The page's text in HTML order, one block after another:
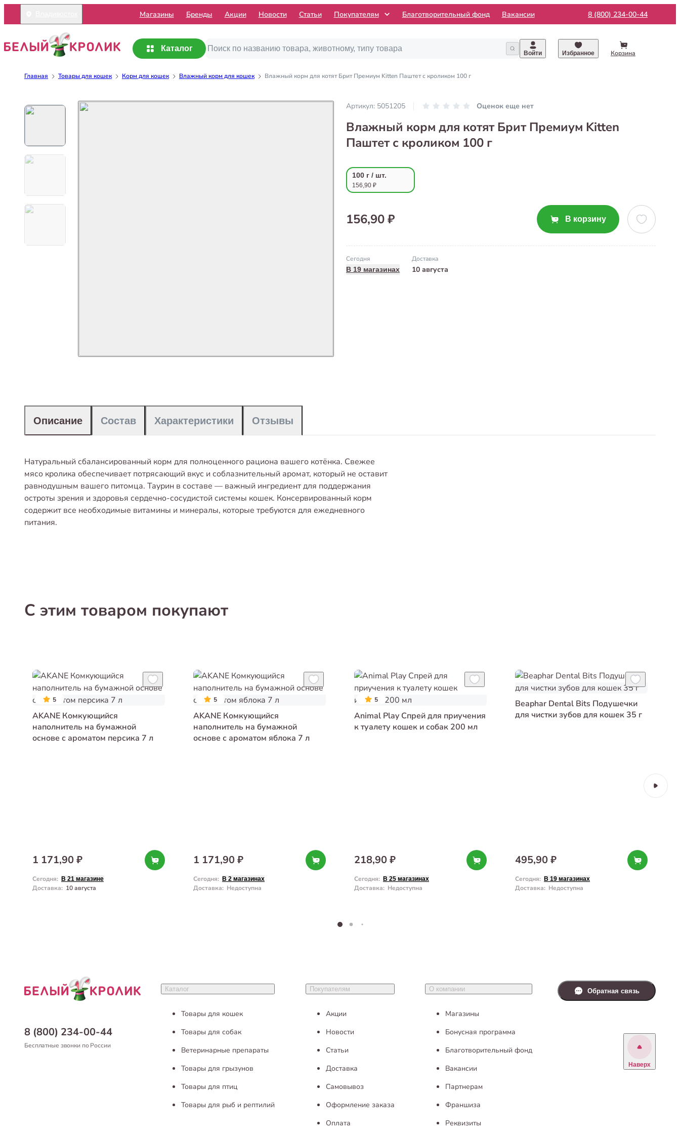
Mагазины Бренды Акции Новости Статьи Покупателям Благотворительный фонд Вакансии 8 (800) 234-00-44
Каталог
Войти Избранное Корзина
Главная Товары для кошек Корм для кошек Влажный корм для кошек Влажный корм для котят Брит Премиум Kitten Паштет с кроликом 100 г
Артикул: 5051205 Оценок еще нет
Влажный корм для котят Брит Премиум Kitten
Паштет с кроликом 100 г
100 г / шт.
156,90 ₽
156,90 ₽ В корзину
Сегодня
В 19 магазинах
Доставка
10 августа
Описание Состав Характеристики Отзывы
Натуральный сбалансированный корм для полноценного рациона вашего котёнка. Свежее
мясо кролика обеспечивает потрясающий вкус и соблазнительный аромат, который не оставит
равнодушным вашего питомца. Таурин в составе — важный ингредиент для поддержания
остроты зрения и здоровья сердечно-сосудистой системы кошек. Консервированный корм
содержит все необходимые витамины и минералы, которые требуются для ежедневного
питания.
С этим товаром покупают
5
AKANE Комкующийся
наполнитель на бумажной
основе с ароматом персика 7 л
1 171,90 ₽
Сегодня: В 21 магазине
Доставка: 10 августа
5
AKANE Комкующийся
наполнитель на бумажной
основе с ароматом яблока 7 л
1 171,90 ₽
Сегодня: В 2 магазинах
Доставка: Недоступна
5
Animal Play Спрей для приучения
к туалету кошек и собак 200 мл
218,90 ₽
Сегодня: В 25 магазинах
Доставка: Недоступна
Beaphar Dental Bits Подушечки
для чистки зубов для кошек 35 г
495,90 ₽
Сегодня: В 19 магазинах
Доставка: Недоступна
8 (800) 234-00-44
Бесплатные звонки по России
Каталог
Товары для кошек
Товары для собак
Ветеринарные препараты
Товары для грызунов
Товары для птиц
Товары для рыб и рептилий
Покупателям
Акции
Новости
Статьи
Доставка
Самовывоз
Оформление заказа
Оплата
О компании
Магазины
Бонусная программа
Благотворительный фонд
Вакансии
Партнерам
Франшиза
Реквизиты
Обратная связь
Наверх